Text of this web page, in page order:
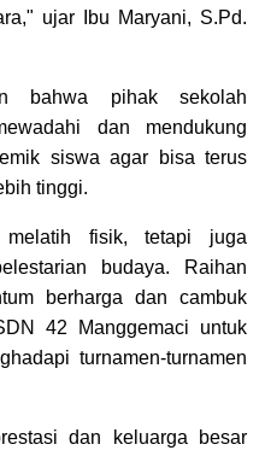
ujar Ibu Maryani, S.Pd.
bahwa pihak sekolah
dan mendukung
siswa agar bisa terus
tinggi.
fisik, tetapi juga
budaya. Raihan
berharga dan cambuk
42 Manggemaci untuk
turnamen-turnamen
dan keluarga besar